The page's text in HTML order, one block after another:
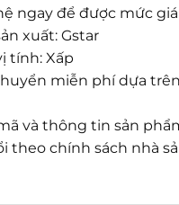
ngay để được mức
xuất: Gstar
tính: Xấp
miễn phí dựa
và thông tin sản
theo chính sách nhà